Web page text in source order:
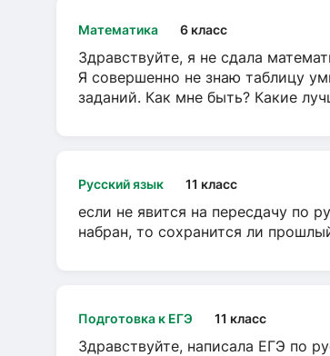
Математика 6 класс
Здравствуйте, я не сдала
Я совершенно не знаю таблицу
заданий. Как мне быть? Какие
Русский язык 11 класс
если не явится на пересдачу по
набран, то сохранится ли
Подготовка к ЕГЭ 11 класс
Здравствуйте, написала ЕГЭ по